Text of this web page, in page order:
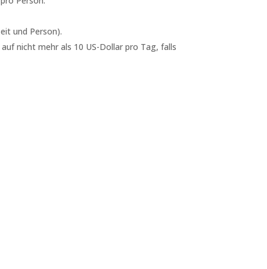
und Person).
nicht mehr als 10 US-Dollar pro Tag, falls